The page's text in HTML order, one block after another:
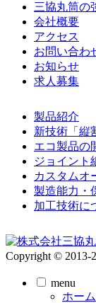
三協丸筒の
会社概要
アクセス
お問い合わ
お知らせ
求人募集
製品紹介
新技術「縦
エコ製品の
ジョイント
カスタムオ
製造能力・
加工技術に
Copyright © 2013-
menu
ホーム